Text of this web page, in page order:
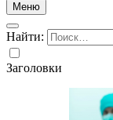
Меню
Найти:
Заголовки